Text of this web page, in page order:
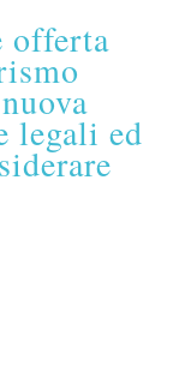
offerta
legali ed